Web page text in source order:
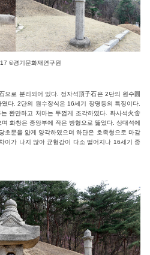
©경기문화재연구원
으로 분리되어 있다. 정자석頂子石은 2단의 원수圓
다. 2단의 원수장식은 16세기 장명등의 특징이다.
완만하고 처마는 두껍게 조각하였다. 화사석火舍
화창은 중앙부에 작은 방형으로 뚫었다. 상대석에
초문을 얇게 양각하였으며 하단은 호족형으로 마감
이가 나지 않아 균형감이 다소 떨어지나 16세기 중